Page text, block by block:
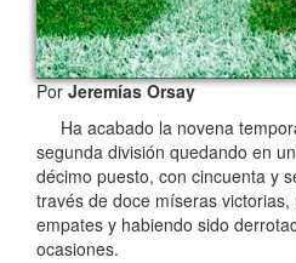
PorJeremías Orsay
Ha acabado la novena
segunda división quedando en
décimo puesto, con cincuenta y
través de doce míseras
empates y habiendo sido
ocasiones.